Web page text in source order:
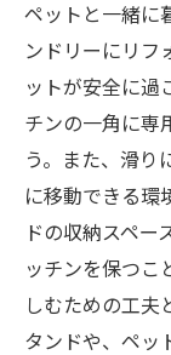
ペットと一緒に
ンドリーにリフ
ットが安全に過
チンの一角に専
う。また、滑り
に移動できる環
ドの収納スペー
ッチンを保つこ
しむための工夫
タンドや、ペッ